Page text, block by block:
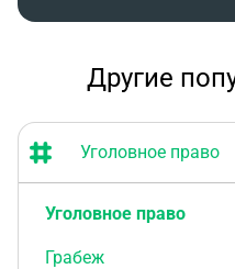
Другие
Уголовное право
Уголовное право
Грабеж